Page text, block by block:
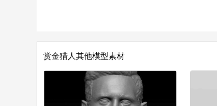
赏金猎人其他模型素材